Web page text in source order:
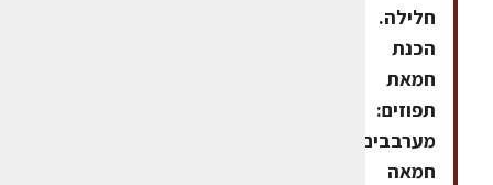
חלילה.
הכנת
חמאת
תפוזים:
מערבבים
חמאה